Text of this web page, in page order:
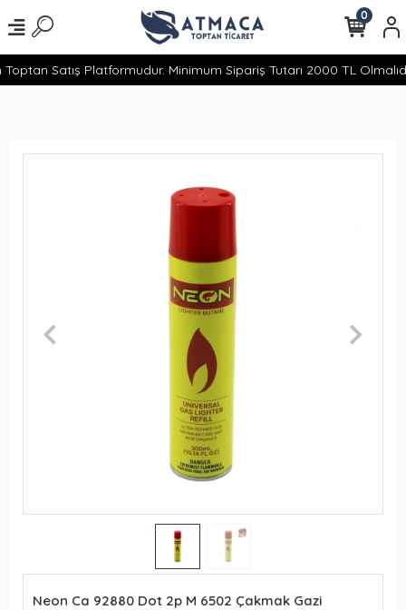
Satış Platformudur. Minimum Sipariş Tutarı 2000 TL
0
Neon Ca 92880 Dot 2p M 6502 Çakmak Gazi